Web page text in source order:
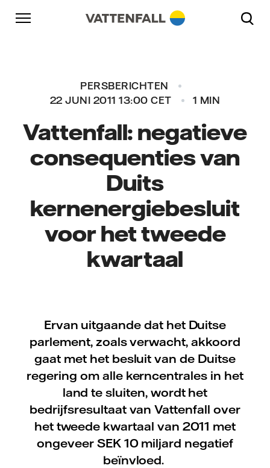
Naar content
Naar hoofdnavigatie
Ga naar footer
PERSBERICHTEN
22 JUNI 2011 13:00 CET
1 MIN
Vattenfall: negatieve
consequenties van
Duits
kernenergiebesluit
voor het tweede
kwartaal
Ervan uitgaande dat het Duitse
parlement, zoals verwacht, akkoord
gaat met het besluit van de Duitse
regering om alle kerncentrales in het
land te sluiten, wordt het
bedrijfsresultaat van Vattenfall over
het tweede kwartaal van 2011 met
ongeveer SEK 10 miljard negatief
beïnvloed.
Naar hoofdnavigatie